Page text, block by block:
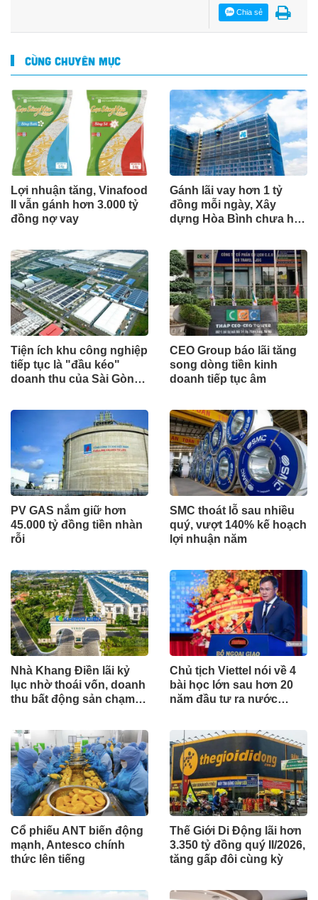
Chia sẻ
CÙNG CHUYÊN MỤC
Lợi nhuận tăng, Vinafood
II vẫn gánh hơn 3.000 tỷ
đồng nợ vay
Gánh lãi vay hơn 1 tỷ
đồng mỗi ngày, Xây
dựng Hòa Bình chưa hết
Tiện ích khu công nghiệp
tiếp tục là "đầu kéo"
doanh thu của Sài Gòn
CEO Group báo lãi tăng
song dòng tiền kinh
doanh tiếp tục âm
PV GAS nắm giữ hơn
45.000 tỷ đồng tiền nhàn
rỗi
SMC thoát lỗ sau nhiều
quý, vượt 140% kế hoạch
lợi nhuận năm
Nhà Khang Điền lãi kỷ
lục nhờ thoái vốn, doanh
thu bất động sản chạm
Chủ tịch Viettel nói về 4
bài học lớn sau hơn 20
năm đầu tư ra nước
Cổ phiếu ANT biến động
mạnh, Antesco chính
thức lên tiếng
Thế Giới Di Động lãi hơn
3.350 tỷ đồng quý II/2026,
tăng gấp đôi cùng kỳ